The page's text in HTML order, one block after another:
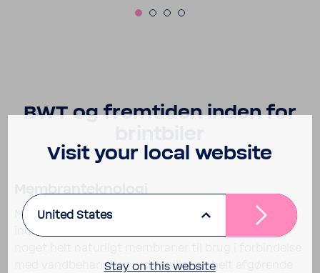
BWT og fremtiden inden for
Membran­te­knolo­gien har en helt særlig betyd­ning
inden for BWT koncernen: BWT frem­stiller som
med vand­be­han­dling – de spiller en helt afgørende
Visit your local website
United States
Stay on this website